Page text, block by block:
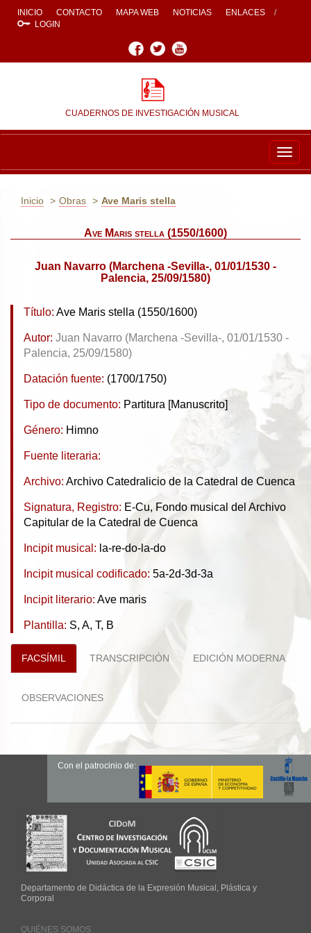
INICIO CONTACTO MAPA WEB NOTICIAS
ENLACES
LOGIN
Facebook
TwitterYoutube
CUADERNOS DE INVESTIGACIÓN MUSICAL
Inicio Obras Ave Maris stella
Ave Maris stella (1550/1600)
Juan Navarro (Marchena -Sevilla-, 01/01/1530 -
Palencia, 25/09/1580)
Título: Ave Maris stella (1550/1600)
Autor: Juan Navarro (Marchena -Sevilla-, 01/01/1530 -
Palencia, 25/09/1580)
Datación fuente: (1700/1750)
Tipo de documento: Partitura [Manuscrito]
Género: Himno
Fuente literaria:
Archivo: Archivo Catedralicio de la Catedral de Cuenca
Signatura, Registro: E-Cu, Fondo musical del Archivo
Capitular de la Catedral de Cuenca
Incipit musical: la-re-do-la-do
Incipit musical codificado: 5a-2d-3d-3a
Incipit literario: Ave maris
Plantilla: S, A, T, B
FACSÍMIL TRANSCRIPCIÓN EDICIÓN MODERNA
OBSERVACIONES
Departamento de Didáctica de la Expresión Musical, Plástica y
Corporal
QUIÉNES SOMOS
Con el patrocinio de: